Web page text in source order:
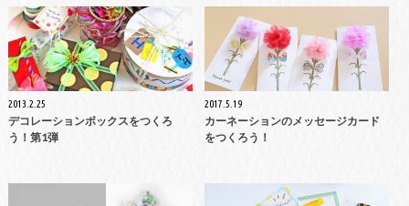
2013.2.25
デコレーションボックスをつくろ
う！第1弾
2017.5.19
カーネーションのメッセージカード
をつくろう！